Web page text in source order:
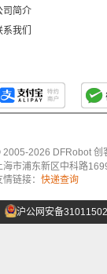
司简介
系我们
2005-2026 DFRobot 创
海市浦东新区中科路
情链接： 快递查询
沪公网安备